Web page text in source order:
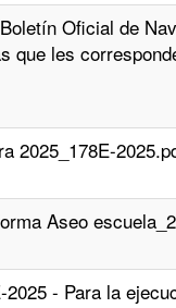
Oficial de
que les
2025_178E-
Aseo
- Para la